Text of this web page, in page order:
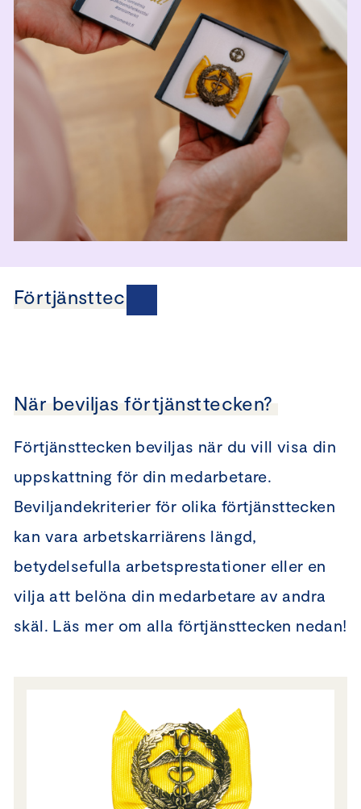
Förtjänsttecken
När beviljas förtjänsttecken?
Förtjänsttecken beviljas när du vill visa din
uppskattning för din medarbetare.
Beviljandekriterier för olika förtjänsttecken
kan vara arbetskarriärens längd,
betydelsefulla arbetsprestationer eller en
vilja att belöna din medarbetare av andra
skäl. Läs mer om alla förtjänsttecken nedan!